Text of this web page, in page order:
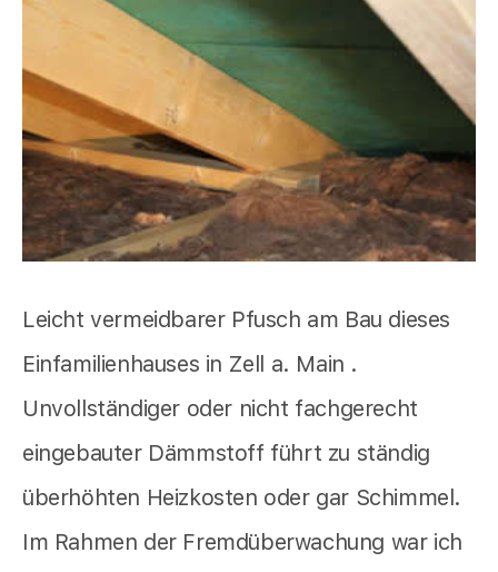
Leicht vermeidbarer Pfusch am Bau dieses
Einfamilienhauses in Zell a. Main .
Unvollständiger oder nicht fachgerecht
eingebauter Dämmstoff führt zu ständig
überhöhten Heizkosten oder gar Schimmel.
Im Rahmen der Fremdüberwachung war ich